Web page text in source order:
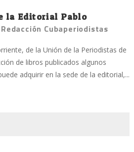
la Editorial Pablo
Redacción Cubaperiodistas
de la Unión de la Periodistas de
de libros publicados algunos
adquirir en la sede de la editorial,...